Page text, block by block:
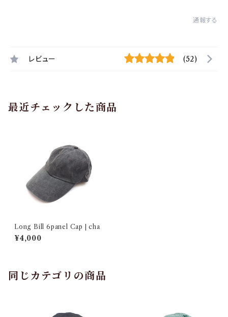
通報する
レビュー (52)
最近チェックした商品
Long Bill 6panel Cap | cha
¥4,000
同じカテゴリの商品